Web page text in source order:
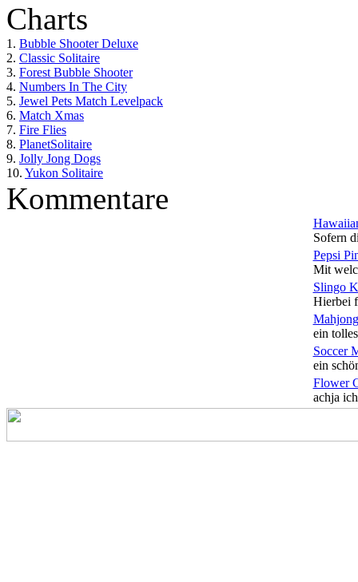
Charts
1. Bubble Shooter Deluxe
2. Classic Solitaire
3. Forest Bubble Shooter
4. Numbers In The City
5. Jewel Pets Match Levelpack
6. Match Xmas
7. Fire Flies
8. PlanetSolitaire
9. Jolly Jong Dogs
10. Yukon Solitaire
Kommentare
Sofern
Pepsi
Mit
Slingo
Hierbei
ein
Soccer
ein
Flower
achja